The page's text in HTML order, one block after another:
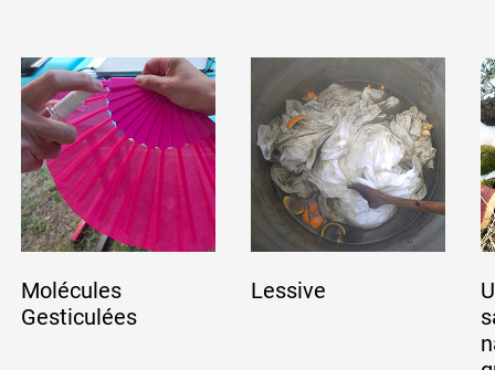
Molécules
Gesticulées
Lessive